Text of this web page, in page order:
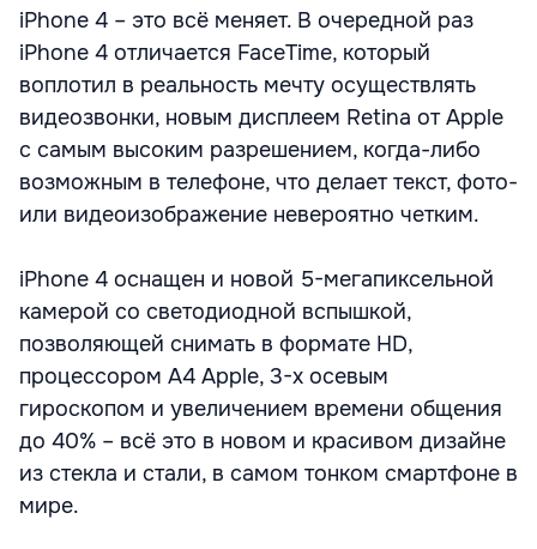
iPhone 4 – это всё меняет. В очередной раз
iPhone 4 отличается FaceTime, который
воплотил в реальность мечту осуществлять
видеозвонки, новым дисплеем Retinа от Apple
с самым высоким разрешением, когда-либо
возможным в телефоне, что делает текст, фото-
или видеоизображение невероятно четким.
iPhone 4 оснащен и новой 5-мегапиксельной
камерой со светодиодной вспышкой,
позволяющей снимать в формате HD,
процессором A4 Apple, 3-х осевым
гироскопом и увеличением времени общения
до 40% – всё это в новом и красивом дизайне
из стекла и стали, в самом тонком смартфоне в
мире.